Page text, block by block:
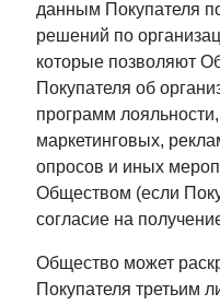
данным Покупателя
решений по
которые позволяют
Покупателя об
программ
маркетинговых,
опросов и иных
Обществом (если
согласие на
Общество может
Покупателя третьим